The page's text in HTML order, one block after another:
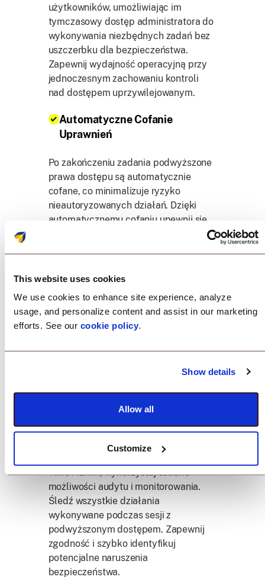
This website uses cookies
We use cookies to enhance site experience, analyze
usage, and personalize content and assist in our marketing
efforts. See our cookie policy.
Show details
Allow all
Customize
użytkowników, umożliwiając im
tymczasowy dostęp administratora do
wykonywania niezbędnych zadań bez
uszczerbku dla bezpieczeństwa.
Zapewnij wydajność operacyjną przy
jednoczesnym zachowaniu kontroli
nad dostępem uprzywilejowanym.
Automatyczne Cofanie
Uprawnień
Po zakończeniu zadania podwyższone
prawa dostępu są automatycznie
cofane, co minimalizuje ryzyko
nieautoryzowanych działań. Dzięki
automatycznemu cofaniu upewnij się,
Zmniejsz Ryzyko
Przyjmij model bezpieczeństwa zero-
trust dzięki Just-In-Time. Ogranicz czas
ryzyko bezpieczeństwa związane z
Audyt i Monitorowanie Dostępu
Dzięki rozwiązaniu do zarządzania
Time Admin, wykorzystaj solidne
możliwości audytu i monitorowania.
Śledź wszystkie działania
wykonywane podczas sesji z
podwyższonym dostępem. Zapewnij
zgodność i szybko identyfikuj
potencjalne naruszenia
bezpieczeństwa.